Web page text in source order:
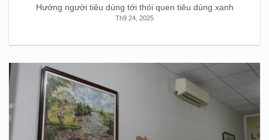
Hướng người tiêu dùng tới thói quen tiêu dùng xanh
Th9 24, 2025